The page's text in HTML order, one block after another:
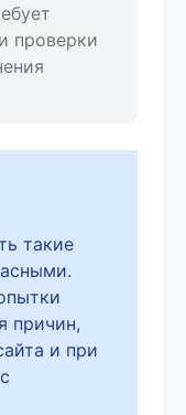
проверки
такие
причин,
и при